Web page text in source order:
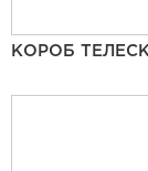
КОРОБ